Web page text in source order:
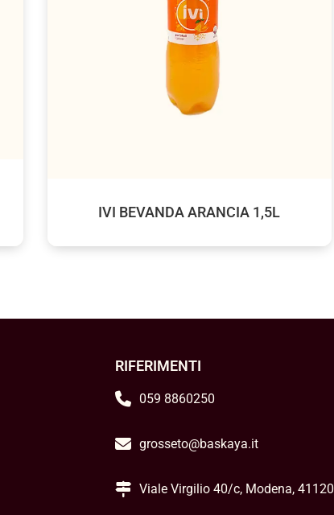
IVI BEVANDA ARANCIA 1,5L
RIFERIMENTI
059 8860250
grosseto@baskaya.it
Viale Virgilio 40/c, Modena, 41120